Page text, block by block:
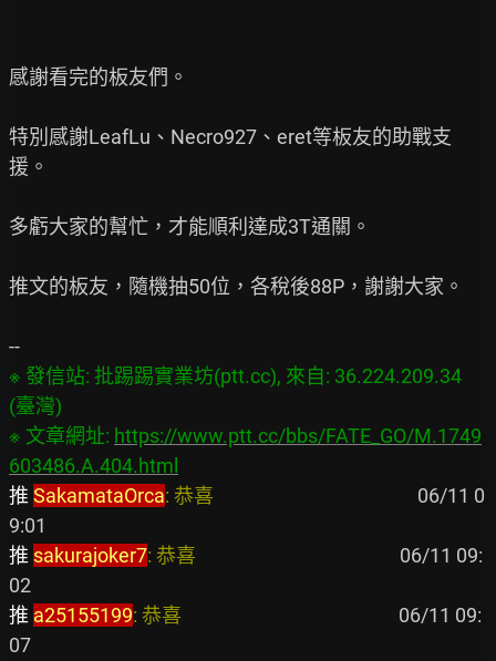
感謝看完的板友們。
特別感謝LeafLu、Necro927、eret等板友的助戰支
援。
多虧大家的幫忙，才能順利達成3T通關。
推文的板友，隨機抽50位，各稅後88P，謝謝大家。
※ 發信站: 批踢踢實業坊(ptt.cc), 來自: 36.224.209.34
(臺灣)
※ 文章網址: https://www.ptt.cc/bbs/FATE_GO/M.1749
603486.A.404.html
推 SakamataOrca: 恭喜
06/11 0
推 sakurajoker7: 恭喜
06/11 09:
推 a25155199: 恭喜
06/11 09: